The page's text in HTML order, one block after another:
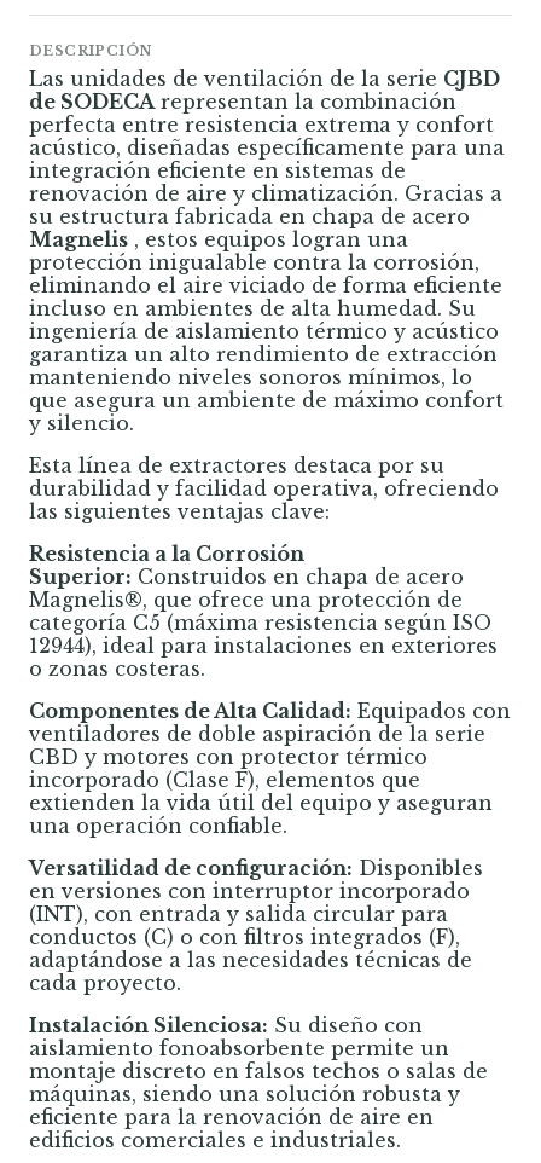
DESCRIPCIÓN
Las unidades de ventilación de la serie CJBD
de SODECArepresentan la combinación
perfecta entre resistencia extrema y confort
acústico, diseñadas específicamente para una
integración eficiente en sistemas de
renovación de aire y climatización. Gracias a
su estructura fabricada en chapa de acero
Magnelis , estos equipos logran una
protección inigualable contra la corrosión,
eliminando el aire viciado de forma eficiente
incluso en ambientes de alta humedad. Su
ingeniería de aislamiento térmico y acústico
garantiza un alto rendimiento de extracción
manteniendo niveles sonoros mínimos, lo
que asegura un ambiente de máximo confort
y silencio.
Esta línea de extractores destaca por su
durabilidad y facilidad operativa, ofreciendo
las siguientes ventajas clave:
Resistencia a la Corrosión
Superior: Construidos en chapa de acero
Magnelis®, que ofrece una protección de
categoría C5 (máxima resistencia según ISO
12944), ideal para instalaciones en exteriores
o zonas costeras.
Componentes de Alta Calidad: Equipados con
ventiladores de doble aspiración de la serie
CBD y motores con protector térmico
incorporado (Clase F), elementos que
extienden la vida útil del equipo y aseguran
una operación confiable.
Versatilidad de configuración: Disponibles
en versiones con interruptor incorporado
(INT), con entrada y salida circular para
conductos (C) o con filtros integrados (F),
adaptándose a las necesidades técnicas de
cada proyecto.
Instalación Silenciosa: Su diseño con
aislamiento fonoabsorbente permite un
montaje discreto en falsos techos o salas de
máquinas, siendo una solución robusta y
eficiente para la renovación de aire en
edificios comerciales e industriales.